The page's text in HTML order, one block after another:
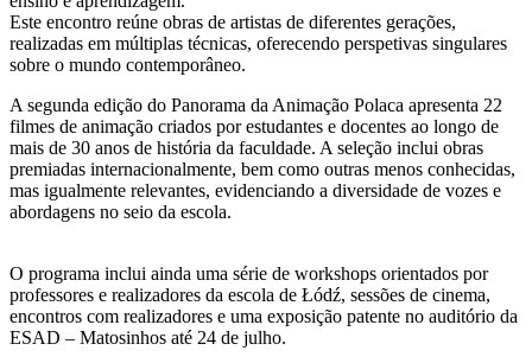
Este encontro reúne obras de artistas de diferentes gerações,
realizadas em múltiplas técnicas, oferecendo perspetivas singulares
sobre o mundo contemporâneo.
A segunda edição do Panorama da Animação Polaca apresenta 22
filmes de animação criados por estudantes e docentes ao longo de
mais de 30 anos de história da faculdade. A seleção inclui obras
premiadas internacionalmente, bem como outras menos conhecidas,
mas igualmente relevantes, evidenciando a diversidade de vozes e
abordagens no seio da escola.
O programa inclui ainda uma série de workshops orientados por
professores e realizadores da escola de Łódź, sessões de cinema,
encontros com realizadores e uma exposição patente no auditório da
ESAD – Matosinhos até 24 de julho.